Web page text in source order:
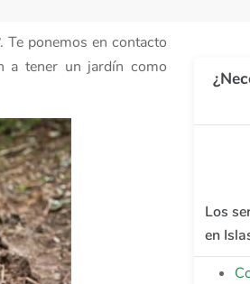
Te ponemos en contacto
a tener un jardín como
Los
en